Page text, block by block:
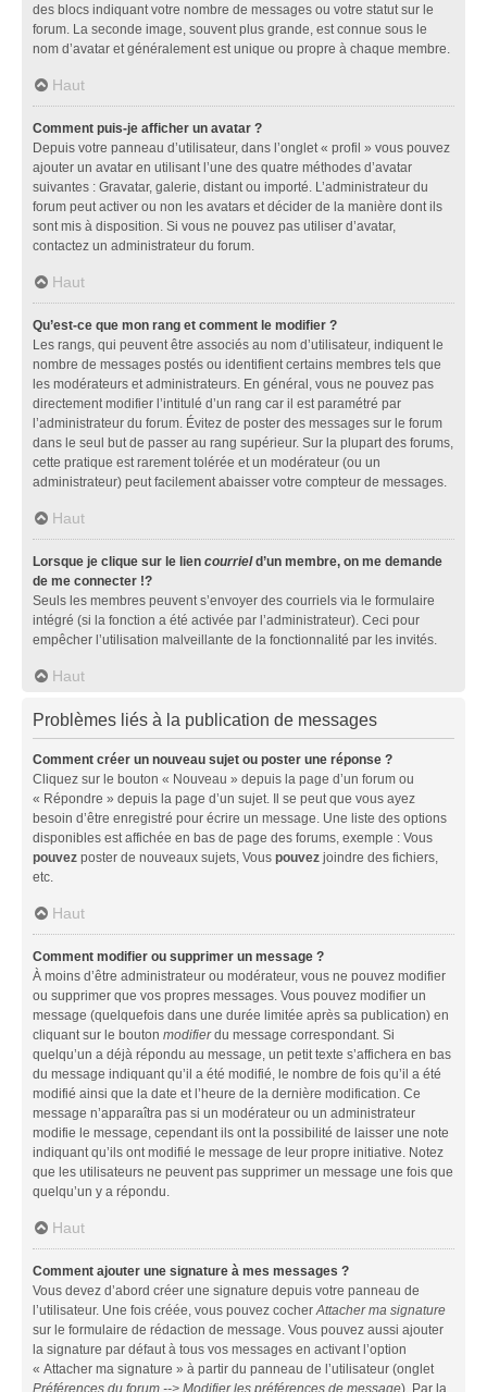
des blocs indiquant votre nombre de messages ou votre statut sur le
forum. La seconde image, souvent plus grande, est connue sous le
nom d’avatar et généralement est unique ou propre à chaque membre.
Haut
Comment puis-je afficher un avatar ?
Depuis votre panneau d’utilisateur, dans l’onglet « profil » vous pouvez
ajouter un avatar en utilisant l’une des quatre méthodes d’avatar
suivantes : Gravatar, galerie, distant ou importé. L’administrateur du
forum peut activer ou non les avatars et décider de la manière dont ils
sont mis à disposition. Si vous ne pouvez pas utiliser d’avatar,
contactez un administrateur du forum.
Haut
Qu’est-ce que mon rang et comment le modifier ?
Les rangs, qui peuvent être associés au nom d’utilisateur, indiquent le
nombre de messages postés ou identifient certains membres tels que
les modérateurs et administrateurs. En général, vous ne pouvez pas
directement modifier l’intitulé d’un rang car il est paramétré par
l’administrateur du forum. Évitez de poster des messages sur le forum
dans le seul but de passer au rang supérieur. Sur la plupart des forums,
cette pratique est rarement tolérée et un modérateur (ou un
administrateur) peut facilement abaisser votre compteur de messages.
Haut
Lorsque je clique sur le lien courrield’un membre, on me demande
de me connecter !?
Seuls les membres peuvent s’envoyer des courriels via le formulaire
intégré (si la fonction a été activée par l’administrateur). Ceci pour
empêcher l’utilisation malveillante de la fonctionnalité par les invités.
Haut
Problèmes liés à la publication de messages
Comment créer un nouveau sujet ou poster une réponse ?
Cliquez sur le bouton « Nouveau » depuis la page d’un forum ou
« Répondre » depuis la page d’un sujet. Il se peut que vous ayez
besoin d’être enregistré pour écrire un message. Une liste des options
disponibles est affichée en bas de page des forums, exemple : Vous
pouvez poster de nouveaux sujets, Vous pouvez joindre des fichiers,
etc.
Haut
Comment modifier ou supprimer un message ?
À moins d’être administrateur ou modérateur, vous ne pouvez modifier
ou supprimer que vos propres messages. Vous pouvez modifier un
message (quelquefois dans une durée limitée après sa publication) en
cliquant sur le bouton modifierdu message correspondant. Si
quelqu’un a déjà répondu au message, un petit texte s’affichera en bas
du message indiquant qu’il a été modifié, le nombre de fois qu’il a été
modifié ainsi que la date et l’heure de la dernière modification. Ce
message n’apparaîtra pas si un modérateur ou un administrateur
modifie le message, cependant ils ont la possibilité de laisser une note
indiquant qu’ils ont modifié le message de leur propre initiative. Notez
que les utilisateurs ne peuvent pas supprimer un message une fois que
quelqu’un y a répondu.
Haut
Comment ajouter une signature à mes messages ?
Vous devez d’abord créer une signature depuis votre panneau de
l’utilisateur. Une fois créée, vous pouvez cocherAttacher ma signature
sur le formulaire de rédaction de message. Vous pouvez aussi ajouter
la signature par défaut à tous vos messages en activant l’option
« Attacher ma signature » à partir du panneau de l’utilisateur (onglet
Préférences du forum --> Modifier les préférences de message). Par la